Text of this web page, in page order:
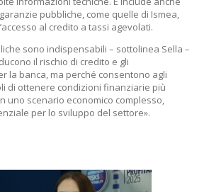
pubbliche, come quelle di Ismea,
al credito a tassi agevolati.
sono indispensabili – sottolinea Sella –
il rischio di credito e gli
la banca, ma perché consentono agli
di ottenere condizioni finanziarie più
uno scenario economico complesso,
per lo sviluppo del settore».